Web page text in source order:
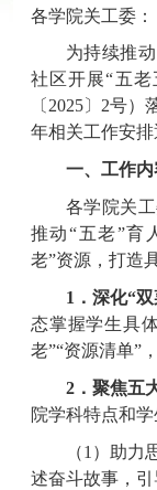
各学院关工委：
为持续推
社区开展“五
〔2025〕2号
年相关工作安排
一、工作内
各学院关
推动“五老”育
老”资源，打造
1．深化“
态掌握学生具
老”“资源清单”
2．聚焦五
院学科特点和学
（1）助
述奋斗故事，引